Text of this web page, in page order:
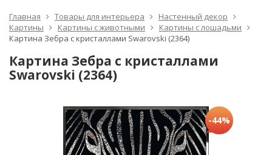
Главная Товары для интерьера
Настенный декор
Картины
Картины с животными
Картины с лошадьми
Картина Зебра с кристаллами Swarovski (2364)
Картина Зебра с кристаллами
Swarovski (2364)
-44%